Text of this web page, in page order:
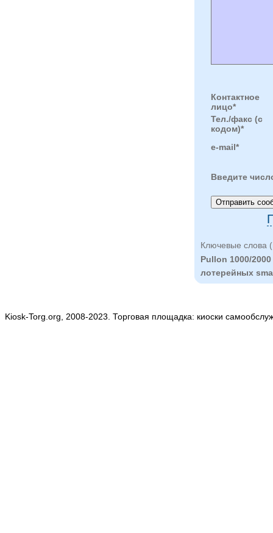
Контактное
лицо*
Тел./факс (с
кодом)*
e-mail*
Введите
Ключевые слова
Pullon 1000/
лотерейных
Kiosk-Torg.org, 2008-2023. Торговая площадка: киоски